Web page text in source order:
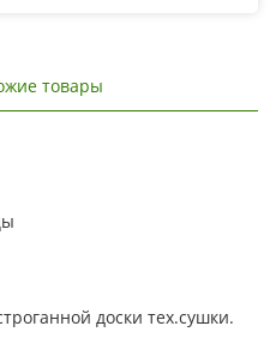
товары
доски тех.сушки.